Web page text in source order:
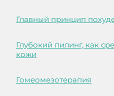
Главный принцип
Глубокий пилинг, как
кожи
Гомеомезотерапия